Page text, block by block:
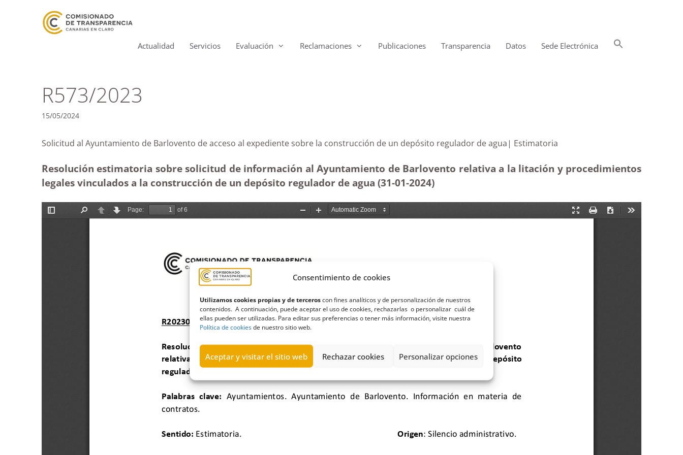
Consentimiento de cookies
Utilizamos cookies propias y de terceroscon fines analíticos y de personalización de nuestros
contenidos. A continuación, puede aceptar el uso de cookies, rechazarlas o personalizar cuál de
ellas pueden ser utilizadas. Para editar sus preferencias o tener más información, visite nuestra
Política de cookiesde nuestro sitio web.
Aceptar y visitar el sitio web Rechazar cookies Personalizar opciones
Actualidad Servicios Evaluación Reclamaciones Publicaciones Transparencia Datos Sede Electrónica
R573/2023
15/05/2024
Solicitud al Ayuntamiento de Barlovento de acceso al expediente sobre la construcción de un depósito regulador de agua| Estimatoria
Resolución estimatoria sobre solicitud de información al Ayuntamiento de Barlovento relativa a la litación y procedimientos
legales vinculados a la construcción de un depósito regulador de agua (31-01-2024)